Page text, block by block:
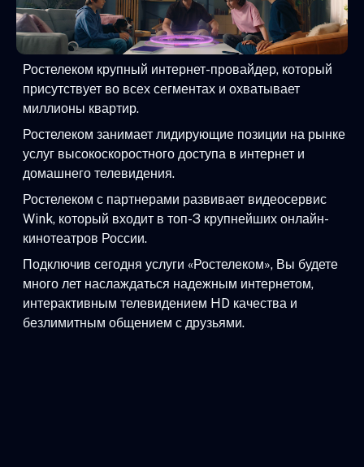
Ростелеком крупный интернет-провайдер, который
присутствует во всех сегментах и охватывает
миллионы квартир.
Ростелеком занимает лидирующие позиции на рынке
услуг высокоскоростного доступа в интернет и
домашнего телевидения.
Ростелеком с партнерами развивает видеосервис
Wink, который входит в топ-3 крупнейших онлайн-
кинотеатров России.
Подключив сегодня услуги «Ростелеком», Вы будете
много лет наслаждаться надежным интернетом,
интерактивным телевидением HD качества и
безлимитным общением с друзьями.